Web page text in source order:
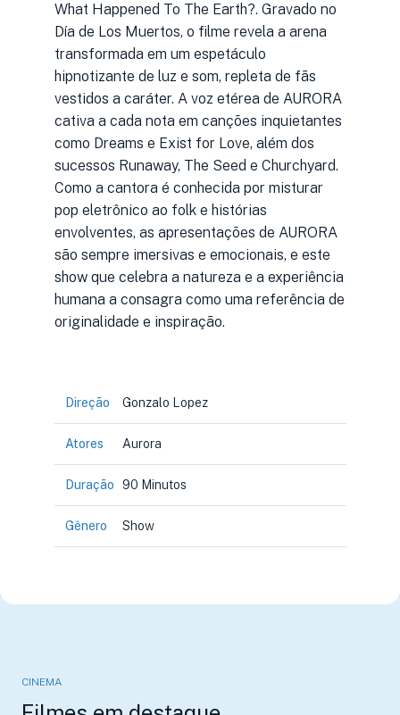
What Happened To The Earth?. Gravado no
Día de Los Muertos, o filme revela a arena
transformada em um espetáculo
hipnotizante de luz e som, repleta de fãs
vestidos a caráter. A voz etérea de AURORA
cativa a cada nota em canções inquietantes
como Dreams e Exist for Love, além dos
sucessos Runaway, The Seed e Churchyard.
Como a cantora é conhecida por misturar
pop eletrônico ao folk e histórias
envolventes, as apresentações de AURORA
são sempre imersivas e emocionais, e este
show que celebra a natureza e a experiência
humana a consagra como uma referência de
originalidade e inspiração.
Direção Gonzalo Lopez
Atores Aurora
Duração 90 Minutos
Gênero Show
CINEMA